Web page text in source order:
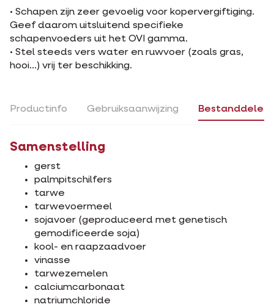
• Schapen zijn zeer gevoelig voor kopervergiftiging.
Geef daarom uitsluitend specifieke
schapenvoeders uit het OVI gamma.
• Stel steeds vers water en ruwvoer (zoals gras,
hooi...) vrij ter beschikking.
Productinfo Gebruiksaanwijzing Bestanddelen
Samenstelling
gerst
palmpitschilfers
tarwe
tarwevoermeel
sojavoer (geproduceerd met genetisch
gemodificeerde soja)
kool- en raapzaadvoer
vinasse
tarwezemelen
calciumcarbonaat
natriumchloride